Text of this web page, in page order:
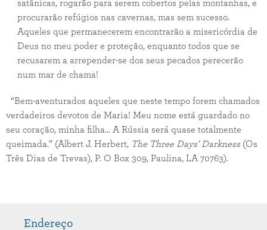
satânicas, rogarão para serem cobertos pelas montanhas, e
procurarão refúgios nas cavernas, mas sem sucesso.
Aqueles que permanecerem encontrarão a misericórdia de
Deus no meu poder e proteção, enquanto todos que se
recusarem a arrepender-se dos seus pecados perecerão
num mar de chama!
“Bem-aventurados aqueles que neste tempo forem chamados
verdadeiros devotos de Maria! Meu nome está guardado no
seu coração, minha filha... A Rússia será quase totalmente
queimada.” (Albert J. Herbert, The Three Days’ Darkness (Os
Três Dias de Trevas), P. O Box 309, Paulina, LA 70763).
Endereço